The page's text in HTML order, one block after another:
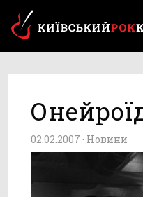
02.02.2007 · Новини